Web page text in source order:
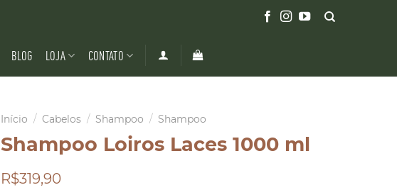
BLOG LOJA CONTATO
Início / Cabelos / Shampoo / Shampoo
Shampoo Loiros Laces 1000 ml
R$319,90